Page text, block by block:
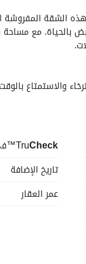
القريبة
الحرارة.
مع نظام احتياطي
على نظافة
™TruCheck
تاريخ الإضافة
عمر العقار